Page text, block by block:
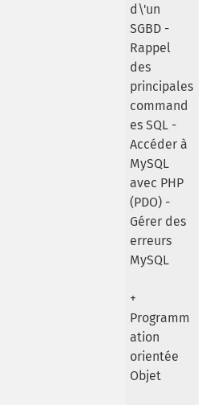
d\'un
SGBD -
Rappel
des
principales
command
es SQL -
Accéder à
MySQL
avec PHP
(PDO) -
Gérer des
erreurs
MySQL
+
Programm
ation
orientée
Objet